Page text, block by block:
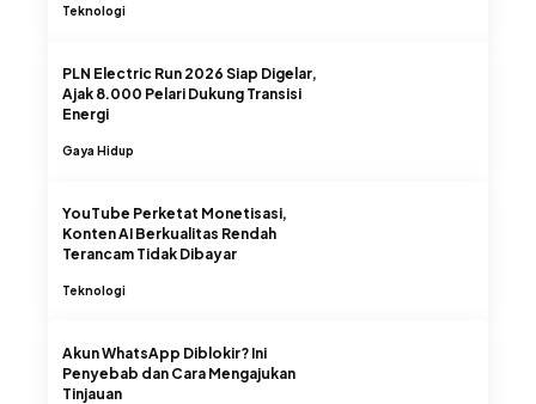
Teknologi
PLN Electric Run 2026 Siap Digelar,
Ajak 8.000 Pelari Dukung Transisi
Energi
Gaya Hidup
YouTube Perketat Monetisasi,
Konten AI Berkualitas Rendah
Terancam Tidak Dibayar
Teknologi
Akun WhatsApp Diblokir? Ini
Penyebab dan Cara Mengajukan
Tinjauan